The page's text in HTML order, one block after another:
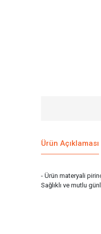
Ürün Açıklaması
- Ürün materyali
Sağlıklı ve mutlu